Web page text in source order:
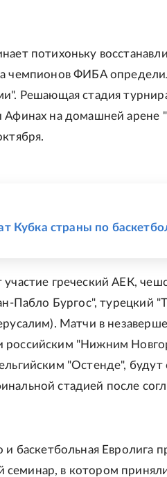
потихоньку
чемпионов ФИБА
Решающая стадия
Афинах на домашней арене
Кубка страны по
греческий АЕК,
Пабло Бургос", турецкий
Матчи в
"Нижним
"Остенде", будут
стадией после
баскетбольная Евролига
в котором